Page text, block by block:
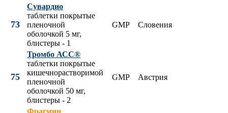
73
Сувардио
таблетки покрытые
пленочной
оболочкой 5 мг,
блистеры - 1
GMP Словения
75
Тромбо АСС®
таблетки покрытые
кишечнорастворимой
пленочной
оболочкой 50 мг,
блистеры - 2
GMP Австрия
Фрагмин